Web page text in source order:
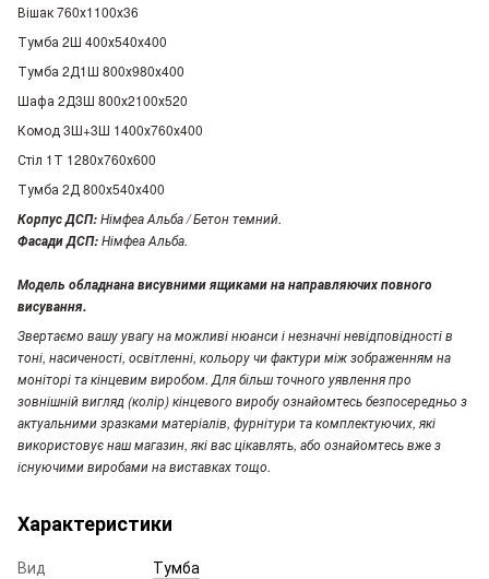
Вішак 760х1100х36
Тумба 2Ш 400х540х400
Тумба 2Д1Ш 800х980х400
Шафа 2Д3Ш 800х2100х520
Комод 3Ш+3Ш 1400х760х400
Стіл 1Т 1280х760х600
Тумба 2Д 800х540х400
Корпус ДСП:Німфеа Альба / Бетон темний.
Фасади ДСП:Німфеа Альба.
Модель обладнана висувними ящиками на направляючих повного
висування.
Звертаємо вашу увагуна можливі нюанси і незначні невідповідності в
тоні, насиченості, освітленні, кольору чи фактури між зображенням на
моніторі та кінцевим виробом. Для більш точного уявлення про
зовнішній вигляд (колір) кінцевого виробу ознайомтесь безпосередньо з
актуальними зразками матеріалів, фурнітури та комплектуючих, які
використовує наш магазин, які вас цікавлять, або ознайомтесь вже з
існуючими виробами на виставках тощо.
Характеристики
Вид
Тумба